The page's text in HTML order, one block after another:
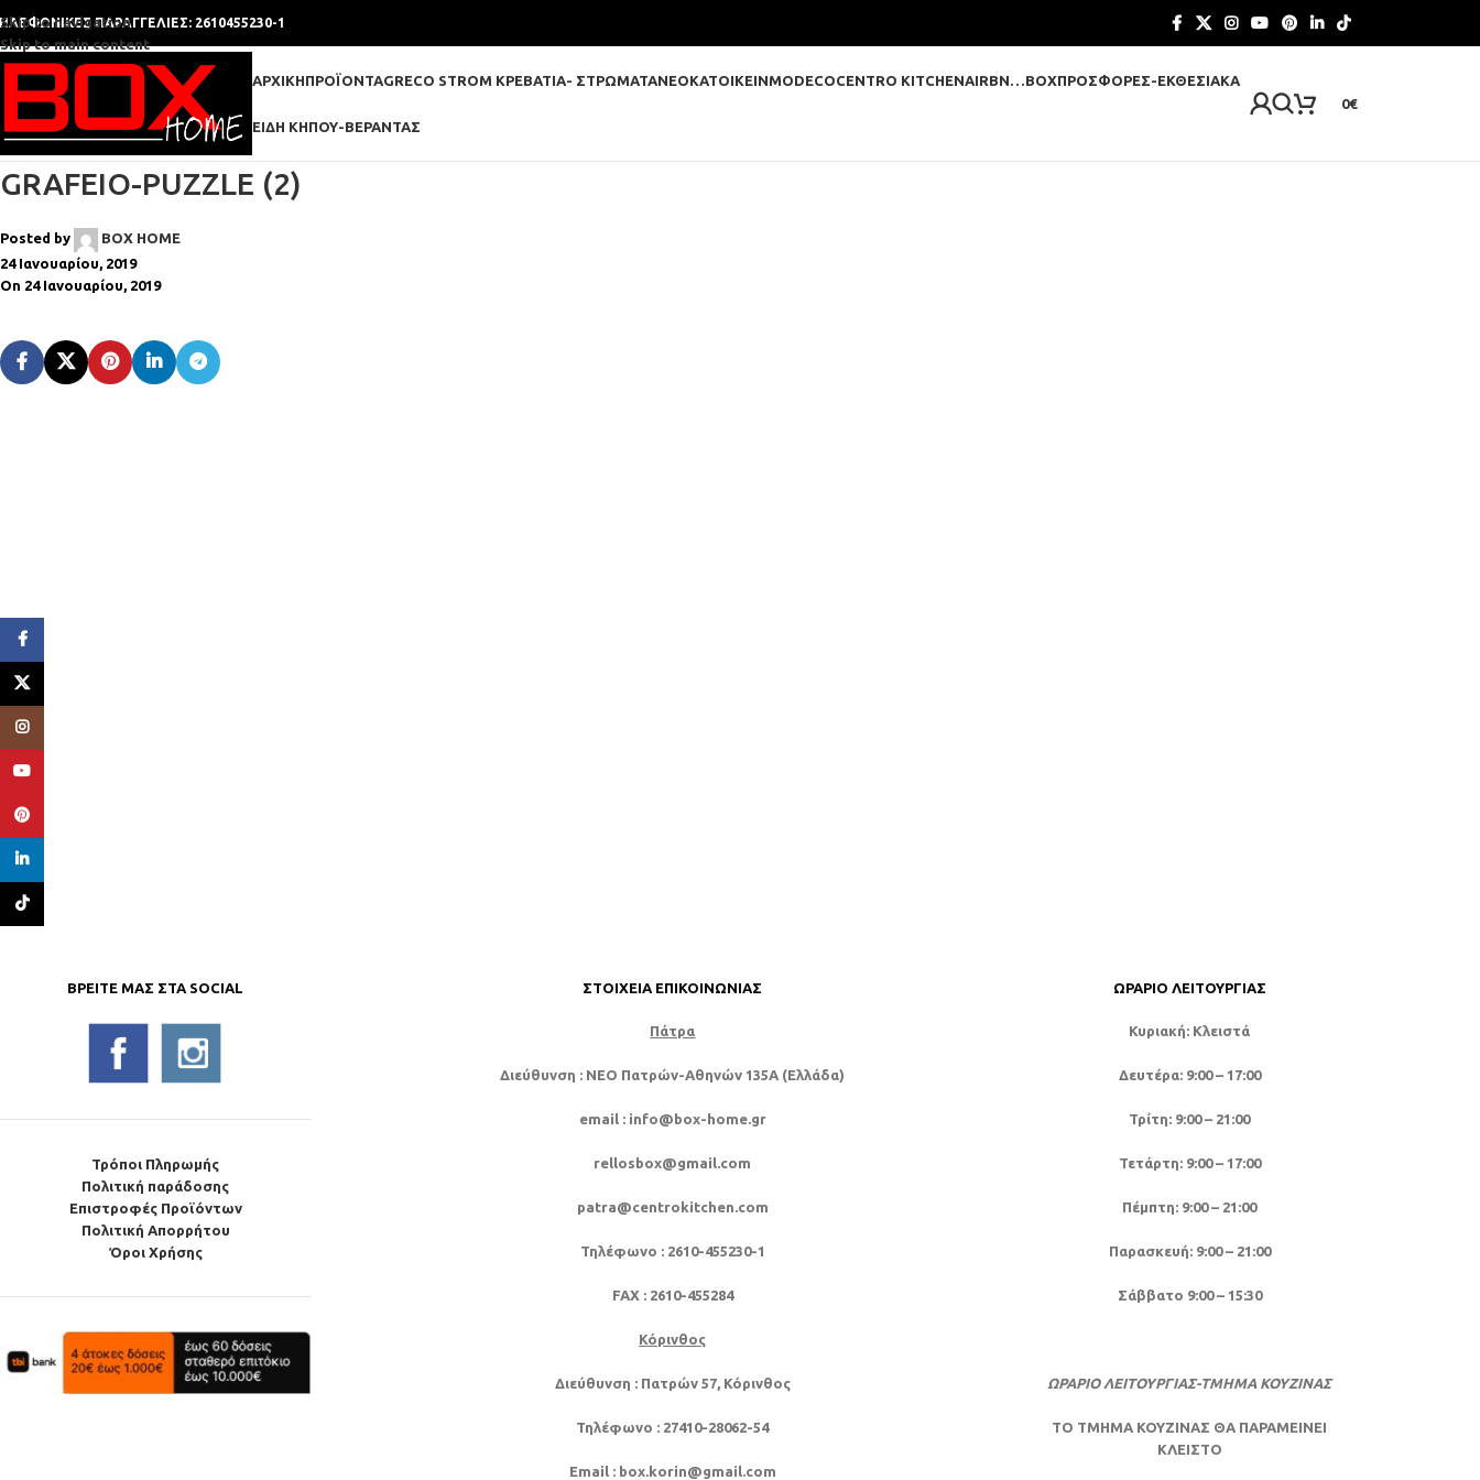
Skip to navigation
Skip to main content
ΠΑΡΑΓΓΕΛΙΕΣ: 2610455230-1
ΑΡΧΙΚΉΠΡΟΪΌΝΤΑGRECO STROM ΚΡΕΒΑΤΙΑ- ΣΤΡΩΜΑΤΑΝΕΟΚΑΤΟΙΚΕΙΝMODECOCENTRO KITCHENAIRBN…BOXΠΡΟΣΦΟΡΈΣ-ΕΚΘΕΣΙΑΚΆ
ΕΊΔΗ ΚΉΠΟΥ-ΒΕΡΆΝΤΑΣ
0€
GRAFEIO-PUZZLE (2)
Posted by
BOX HOME
24 Ιανουαρίου, 2019
On 24 Ιανουαρίου, 2019
ΒΡΕΊΤΕ ΜΑΣ ΣΤΑ SOCIAL
Τρόποι Πληρωμής
Πολιτική παράδοσης
Επιστροφές Προϊόντων
Πολιτική Απορρήτου
Όροι Χρήσης
ΣΤΟΙΧΕΊΑ ΕΠΙΚΟΙΝΩΝΊΑΣ
Πάτρα
Διεύθυνση : NEO Πατρών-Αθηνών 135Α (Ελλάδα)
email : info@box-home.gr
rellosbox@gmail.com
patra@centrokitchen.com
Τηλέφωνο : 2610-455230-1
FAX: 2610-455284
Κόρινθος
Διεύθυνση : Πατρών 57, Κόρινθος
Τηλέφωνο : 27410-28062-54
Email : box.korin@gmail.com
ΩΡΆΡΙΟ ΛΕΙΤΟΥΡΓΊΑΣ
Κυριακή: Κλειστά
Δευτέρα: 9:00 – 17:00
Τρίτη: 9:00 – 21:00
Τετάρτη: 9:00 – 17:00
Πέμπτη: 9:00 – 21:00
Παρασκευή: 9:00 – 21:00
Σάββατο 9:00 – 15:30
ΩΡΑΡΙΟ ΛΕΙΤΟΥΡΓΙΑΣ-ΤΜΗΜΑ ΚΟΥΖΙΝΑΣ
ΤΟ ΤΜΗΜΑ ΚΟΥΖΙΝΑΣ ΘΑ ΠΑΡΑΜΕΙΝΕΙ
ΚΛΕΙΣΤΟ